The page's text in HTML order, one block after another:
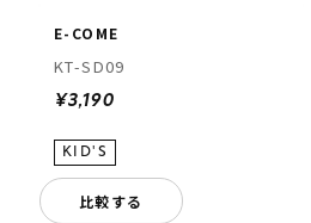
E-COME
KT-SD09
¥3,190
比較する